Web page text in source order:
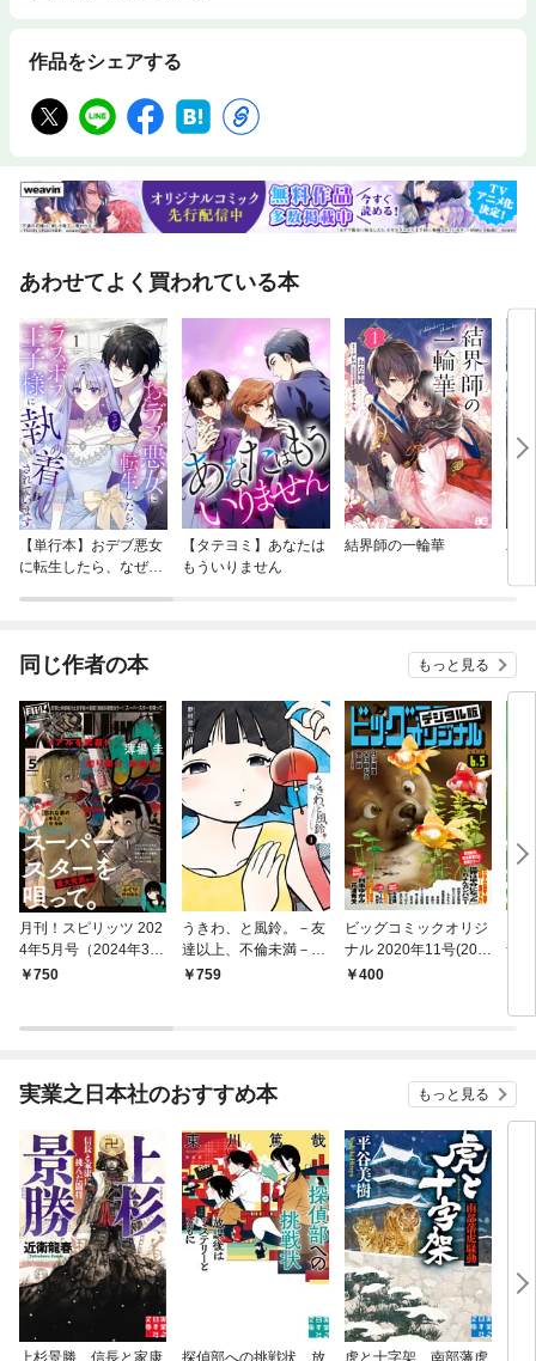
作品をシェアする
あわせてよく買われている本
【単行本】おデブ悪女
に転生したら、なぜか
【タテヨミ】あなたは
もういりません
結界師の一輪華
バ
今
同じ作者の本 もっと見る
月刊！スピリッツ 202
4年5月号（2024年3月
27日発売号）
750
うきわ、と風鈴。－友
達以上、不倫未満－
（１）
759
ビッグコミックオリジ
ナル 2020年11号(202
0年5月20日発売)
400
ナ
実業之日本社のおすすめ本 もっと見る
上杉景勝 信長と家康 探偵部への挑戦状 放 虎と十字架 南部藩虎